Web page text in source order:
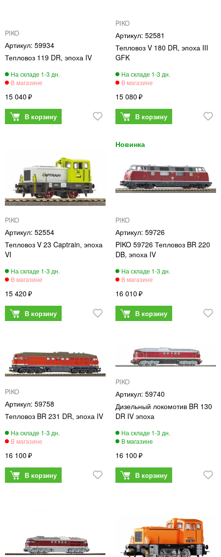
PIKO
59934
Тепловоз 119 DR, эпоха IV
15 040
PIKO
52581
Тепловоз V 180 DR, эпоха III
GFK
15 080
PIKO
52554
Тепловоз V 23 Captrain, эпоха
VI
15 420
PIKO
59726
PIKO 59726 Тепловоз BR 220
DB, эпоха IV
16 010
PIKO
59758
Тепловоз BR 231 DR, эпоха IV
16 100
PIKO
59740
Дизельный локомотив BR 130
DR IV эпоха
16 100